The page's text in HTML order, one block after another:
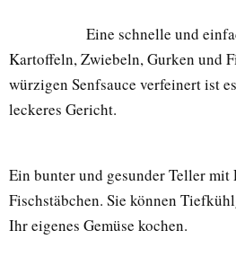
Eine schnelle und
Kartoffeln, Zwiebeln, Gurken und
würzigen Senfsauce verfeinert ist
leckeres Gericht.
Ein bunter und gesunder Teller mit
Fischstäbchen. Sie können
Ihr eigenes Gemüse kochen.